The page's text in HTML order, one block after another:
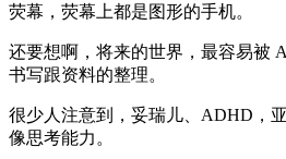
荧幕，荧幕上都是图形的手机。
还要想啊，将来的世界，最容易被
书写跟资料的整理。
很少人注意到，妥瑞儿、ADHD，
像思考能力。